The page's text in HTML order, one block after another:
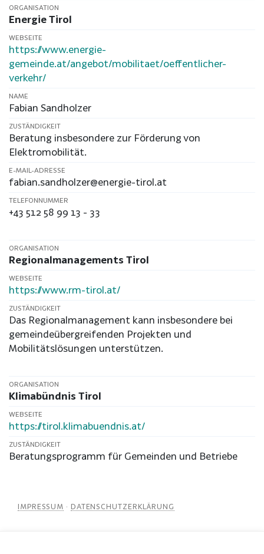
ORGANISATION
Energie Tirol
WEBSEITE
https://www.energie-
gemeinde.at/angebot/mobilitaet/oeffentlicher-
verkehr/
NAME
Fabian Sandholzer
ZUSTÄNDIGKEIT
Beratung insbesondere zur Förderung von
Elektromobilität.
E-MAIL-ADRESSE
fabian.sandholzer@energie-tirol.at
TELEFONNUMMER
+43 512 58 99 13 - 33
ORGANISATION
Regionalmanagements Tirol
WEBSEITE
https://www.rm-tirol.at/
ZUSTÄNDIGKEIT
Das Regionalmanagement kann insbesondere bei
gemeindeübergreifenden Projekten und
Mobilitätslösungen unterstützen.
ORGANISATION
Klimabündnis Tirol
WEBSEITE
https://tirol.klimabuendnis.at/
ZUSTÄNDIGKEIT
Beratungsprogramm für Gemeinden und Betriebe
IMPRESSUM · DATENSCHUTZERKLÄRUNG